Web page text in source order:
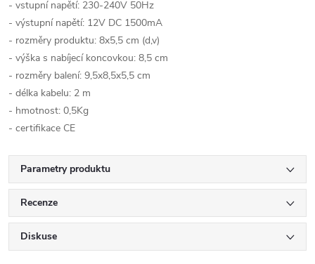
- vstupní napětí: 230-240V 50Hz
- výstupní napětí: 12V DC 1500mA
- rozměry produktu: 8x5,5 cm (d,v)
- výška s nabíjecí koncovkou: 8,5 cm
- rozměry balení: 9,5x8,5x5,5 cm
- délka kabelu: 2 m
- hmotnost: 0,5Kg
- certifikace CE
Parametry produktu
Recenze
Diskuse